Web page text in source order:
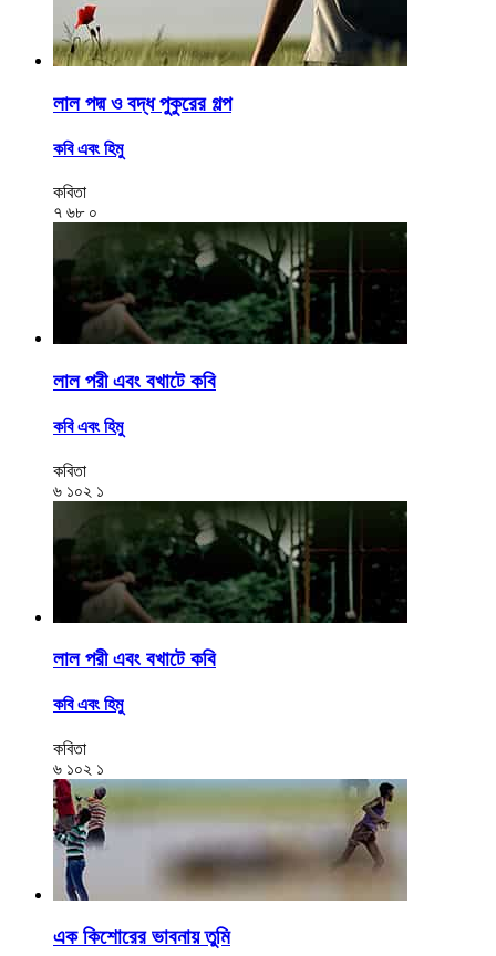
লাল পদ্ম ও বদ্ধ পুকুরের গল্প
কবি এবং হিমু
কবিতা
৭ ৬৮ ০
লাল পরী এবং বখাটে কবি
কবি এবং হিমু
কবিতা
৬ ১০২ ১
লাল পরী এবং বখাটে কবি
কবি এবং হিমু
কবিতা
৬ ১০২ ১
এক কিশোরের ভাবনায় তুমি